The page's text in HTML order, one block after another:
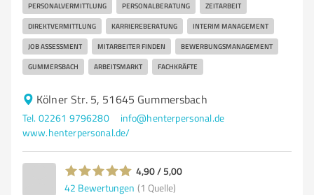
PERSONALVERMITTLUNG PERSONALBERATUNG ZEITARBEIT
DIREKTVERMITTLUNG KARRIEREBERATUNG INTERIM MANAGEMENT
JOB ASSESSMENT MITARBEITER FINDEN BEWERBUNGSMANAGEMENT
GUMMERSBACH ARBEITSMARKT FACHKRÄFTE
Kölner Str. 5, 51645 Gummersbach
Tel. 02261 9796280
info@henterpersonal.de
www.henterpersonal.de/
4,90 / 5,00
42 Bewertungen (1 Quelle)